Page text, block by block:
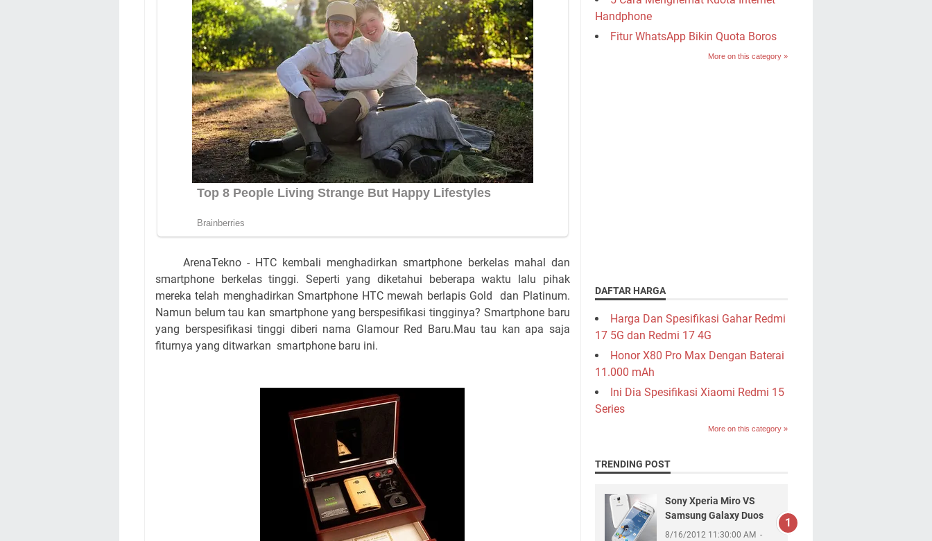
ArenaTekno - HTC kembali menghadirkan smartphone berkelas mahal dan
smartphone berkelas tinggi. Seperti yang diketahui beberapa waktu lalu pihak
mereka telah menghadirkan Smartphone HTC mewah berlapis Gold dan Platinum.
Namun belum tau kan smartphone yang berspesifikasi tingginya? Smartphone baru
yang berspesifikasi tinggi diberi nama Glamour Red Baru.Mau tau kan apa saja
fiturnya yang ditwarkan smartphone baru ini.
Handphone
Fitur WhatsApp Bikin Quota Boros
More on this category »
DAFTAR HARGA
Harga Dan Spesifikasi Gahar Redmi
17 5G dan Redmi 17 4G
Honor X80 Pro Max Dengan Baterai
11.000 mAh
Ini Dia Spesifikasi Xiaomi Redmi 15
Series
More on this category »
TRENDING POST
Sony Xperia Miro VS
Samsung Galaxy Duos
8/16/2012 11:30:00 AM